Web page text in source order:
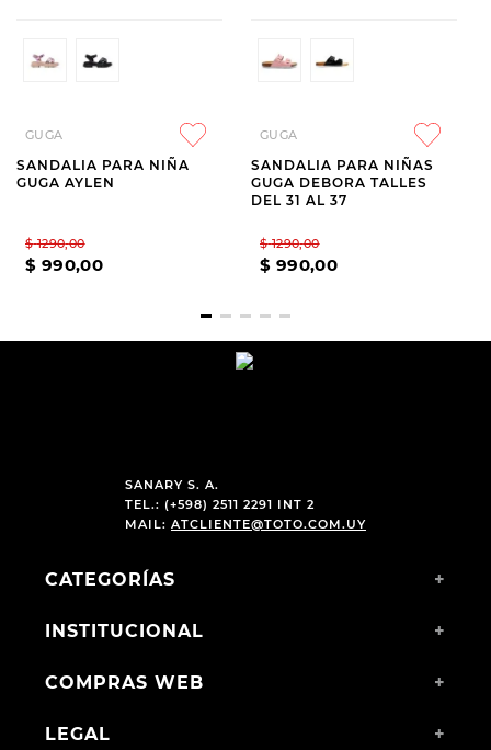
GUGA
SANDALIA PARA NIÑA
GUGA AYLEN
$ 1290,00
$ 990,00
GUGA
SANDALIA PARA NIÑAS
GUGA DEBORA TALLES
DEL 31 AL 37
$ 1290,00
$ 990,00
SANARY S. A.
TEL.: (+598) 2511 2291 INT 2
MAIL: ATCLIENTE@TOTO.COM.UY
CATEGORÍAS +
INSTITUCIONAL +
COMPRAS WEB +
LEGAL +